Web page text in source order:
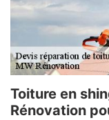
Toiture en
Rénovation